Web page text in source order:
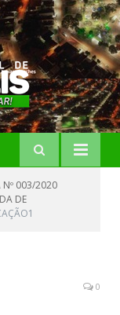
Nº 003/2020
DE
0